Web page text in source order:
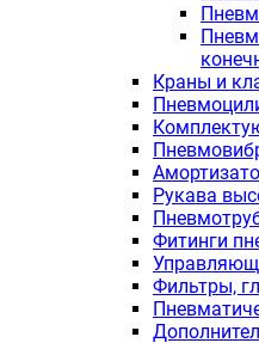
Краны и
Рукава
Фитинги
Фильтры,